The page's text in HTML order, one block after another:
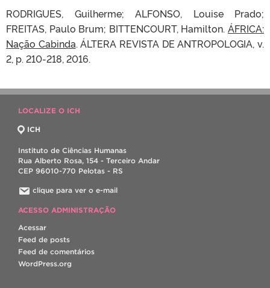
RODRIGUES, Guilherme; ALFONSO, Louise Prado;
FREITAS, Paulo Brum; BITTENCOURT, Hamilton. ÁFRICA:
Nação Cabinda. ÁLTERA REVISTA DE ANTROPOLOGIA, v.
2, p. 210-218, 2016.
LOCALIZE O ICH
ICH
Instituto de Ciências Humanas
Rua Alberto Rosa, 154 - Terceiro Andar
CEP 96010-770 Pelotas - RS
clique para ver o e-mail
ACESSO ADMINISTRAÇÃO
Acessar
Feed de posts
Feed de comentários
WordPress.org